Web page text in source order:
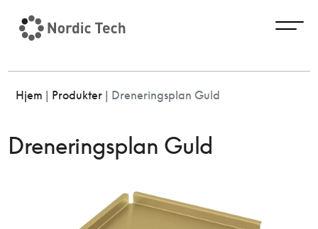
Hjem | Produkter| Dreneringsplan Guld
Dreneringsplan Guld